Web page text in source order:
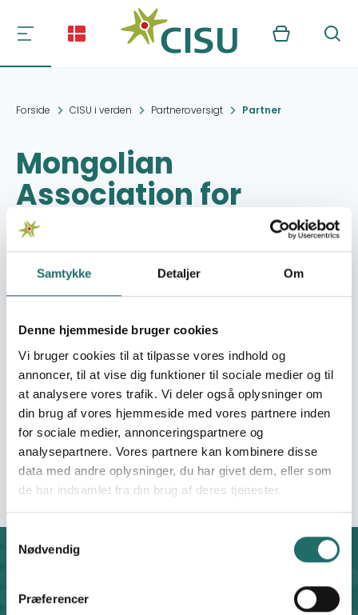
Samtykke Detaljer Om
Denne hjemmeside bruger cookies
Vi bruger cookies til at tilpasse vores indhold og
annoncer, til at vise dig funktioner til sociale medier og til
at analysere vores trafik. Vi deler også oplysninger om
din brug af vores hjemmeside med vores partnere inden
for sociale medier, annonceringspartnere og
analysepartnere. Vores partnere kan kombinere disse
data med andre oplysninger, du har givet dem, eller som
de har indsamlet fra din brug af deres tjenester.
Nødvendig
Præferencer
Kurv Søg
Forside CISU i verden Partneroversigt Partner
Mongolian
Association for
Primary / Secondary
School Development
mapssd@msue.edu.mn
Organisation: CICED
Bevillinger:
Better School Start -
Better School Life for
nomadic children
Klosterport 4x, 8000 Aarhus